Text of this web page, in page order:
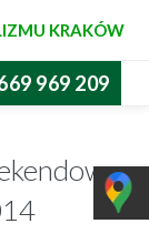
KRAKÓW
969 209